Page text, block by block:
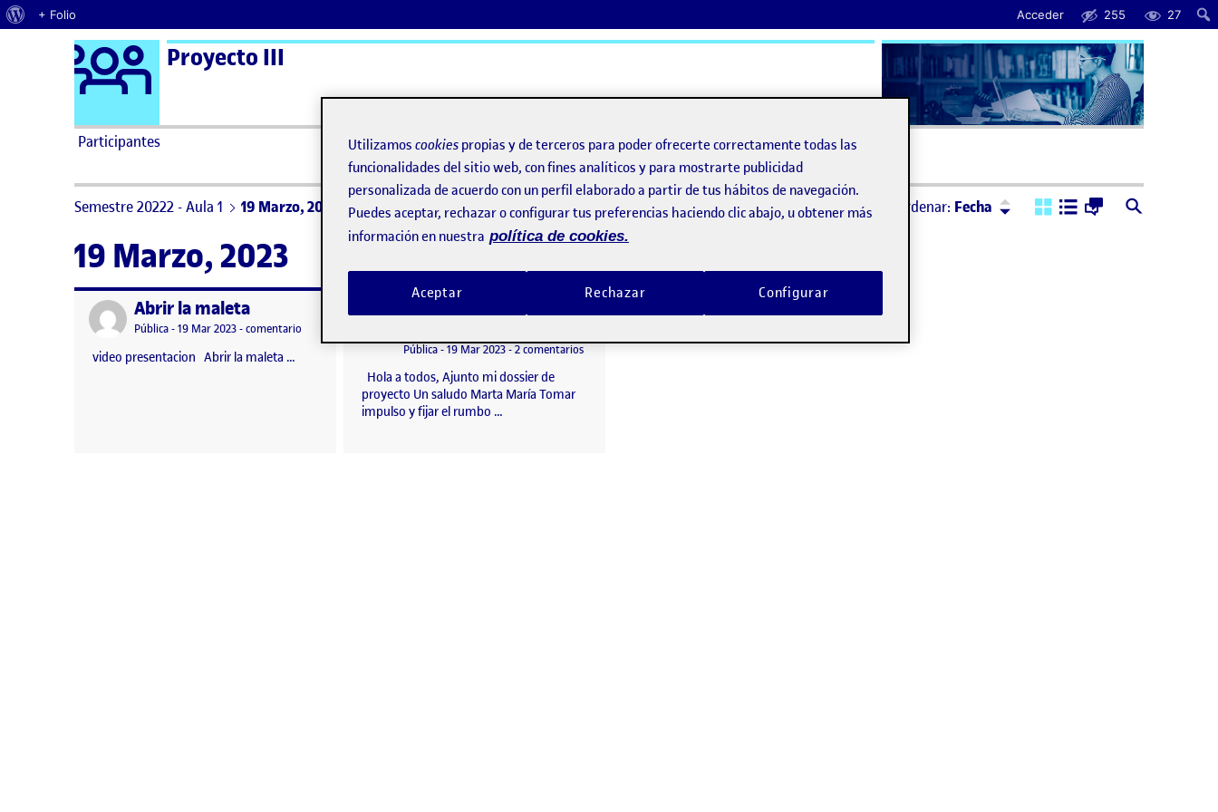
Acerca de WordPress
+ Folio Acceder 255 27
Saltar al contenido Logo Ágora
Proyecto III
Participantes ActiFolios Ayuda
Semestre 20222 - Aula 1 19 Marzo, 2023 Ordenar: Fecha Ordenar:Descendente
19 Marzo, 2023
Publicado porAbrir la maleta
Visibilidad:
Pública-Fecha de publicación
19 Mar 2023-comentario
video presentacion Abrir la maleta …
Propuesta de proyecto
Visibilidad:
Pública-Fecha de publicación
19 Mar 202321 marzo, 2023 11:17 am
-2 comentariosen Propuesta de proyecto
Hola a todos, Ajunto mi dossier de
proyecto Un saludo Marta María Tomar
impulso y fijar el rumbo …
Utilizamos cookies propias y de terceros para poder ofrecerte correctamente todas las
funcionalidades del sitio web, con fines analíticos y para mostrarte publicidad
personalizada de acuerdo con un perfil elaborado a partir de tus hábitos de navegación.
Puedes aceptar, rechazar o configurar tus preferencias haciendo clic abajo, u obtener más
información en nuestra política de cookies.
Rechazar
Aceptar Configurar